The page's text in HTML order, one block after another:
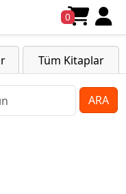
0
Tüm Kitaplar
ARA